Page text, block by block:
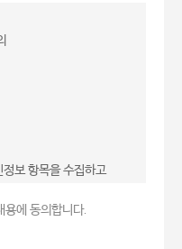
보 항목을 수집하고
용에 동의합니다.